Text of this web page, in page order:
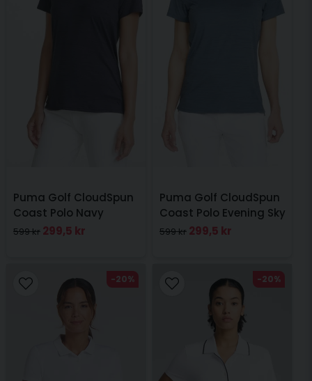
Puma Golf CloudSpun
Coast Polo Navy
599 kr 299,5 kr
Puma Golf CloudSpun
Coast Polo Evening Sky
599 kr 299,5 kr
-20% -20%